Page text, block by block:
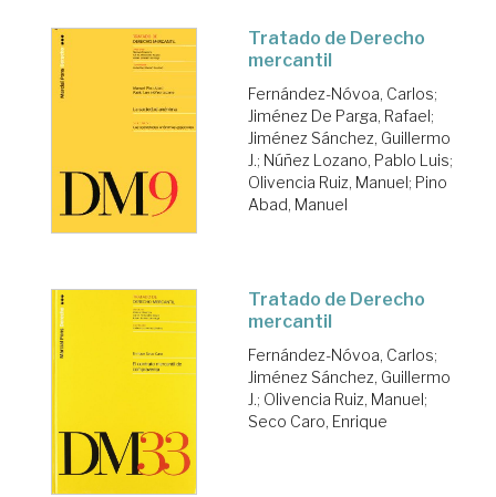
Tratado de Derecho
mercantil
Fernández-Nóvoa, Carlos;
Jiménez De Parga, Rafael;
Jiménez Sánchez, Guillermo
J.; Núñez Lozano, Pablo Luis;
Olivencia Ruiz, Manuel; Pino
Abad, Manuel
Tratado de Derecho
mercantil
Fernández-Nóvoa, Carlos;
Jiménez Sánchez, Guillermo
J.; Olivencia Ruiz, Manuel;
Seco Caro, Enrique